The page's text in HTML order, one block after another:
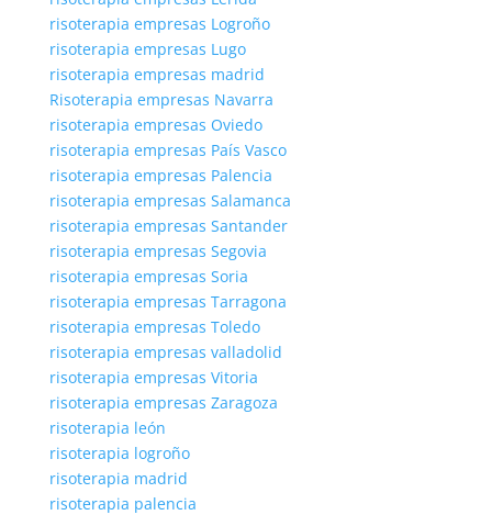
risoterapia empresas Logroño
risoterapia empresas Lugo
risoterapia empresas madrid
Risoterapia empresas Navarra
risoterapia empresas Oviedo
risoterapia empresas País Vasco
risoterapia empresas Palencia
risoterapia empresas Salamanca
risoterapia empresas Santander
risoterapia empresas Segovia
risoterapia empresas Soria
risoterapia empresas Tarragona
risoterapia empresas Toledo
risoterapia empresas valladolid
risoterapia empresas Vitoria
risoterapia empresas Zaragoza
risoterapia león
risoterapia logroño
risoterapia madrid
risoterapia palencia